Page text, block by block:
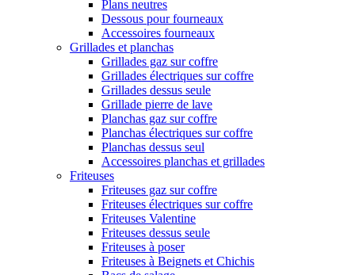
Plans neutres
Dessous pour fourneaux
Accessoires fourneaux
Grillades et planchas
Grillades gaz sur coffre
Grillades électriques sur coffre
Grillades dessus seule
Grillade pierre de lave
Planchas gaz sur coffre
Planchas électriques sur coffre
Planchas dessus seul
Accessoires planchas et grillades
Friteuses
Friteuses gaz sur coffre
Friteuses électriques sur coffre
Friteuses Valentine
Friteuses dessus seule
Friteuses à poser
Friteuses à Beignets et Chichis